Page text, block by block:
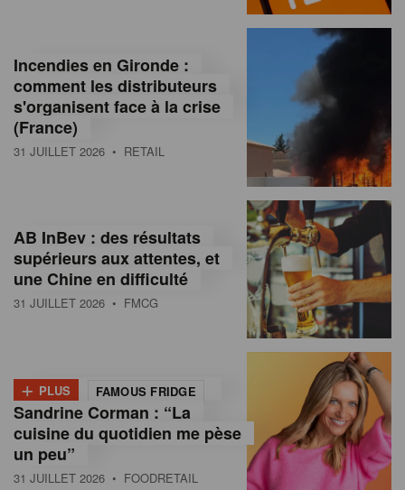
n
e
n
o
m
a
Incendies en Gironde :
comment les distributeurs
s'organisent face à la crise
(France)
31 JUILLET 2026 • RETAIL
AB InBev : des résultats
supérieurs aux attentes, et
une Chine en difficulté
31 JUILLET 2026 • FMCG
+ PLUS FAMOUS FRIDGE
Sandrine Corman : “La
cuisine du quotidien me pèse
un peu”
31 JUILLET 2026 • FOODRETAIL